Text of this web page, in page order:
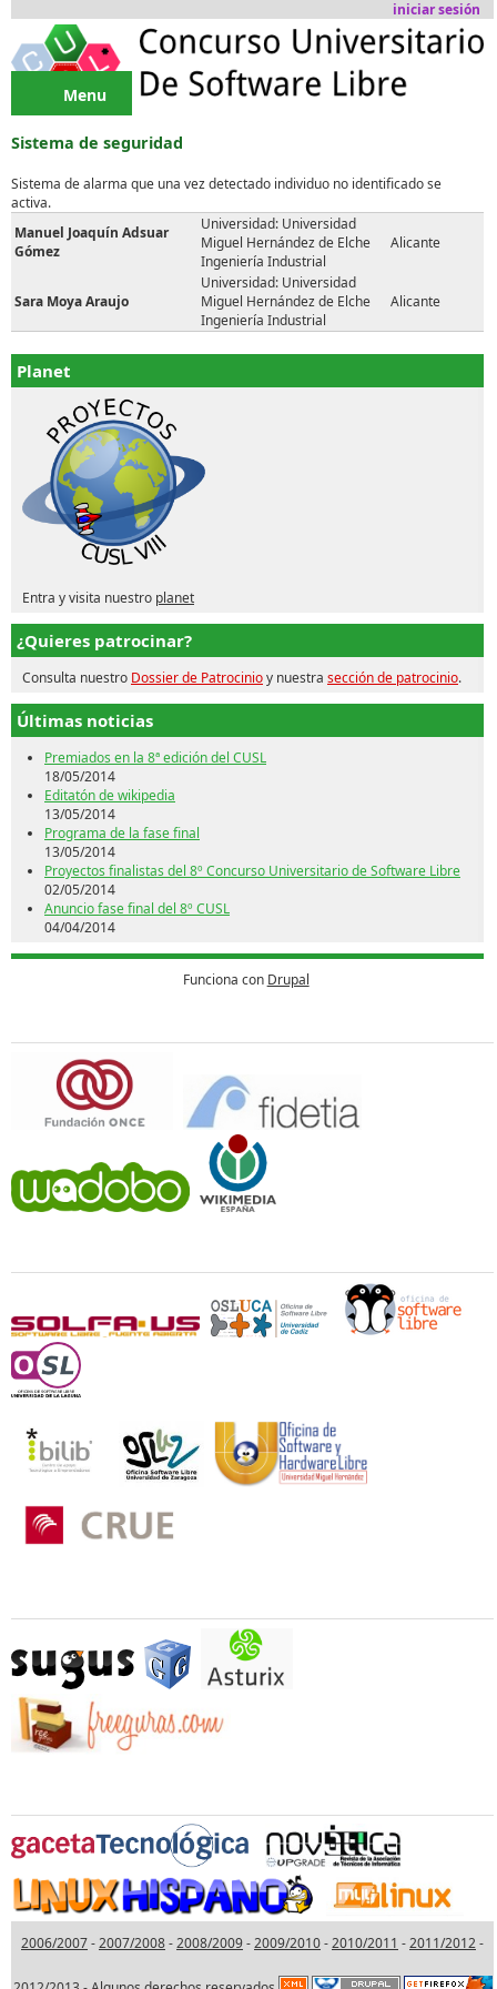
iniciar sesión
Menu
Sistema de seguridad
Sistema de alarma que una vez detectado individuo no identificado se
activa.
Manuel Joaquín Adsuar
Gómez
Universidad: Universidad
Miguel Hernández de Elche
Ingeniería Industrial
Alicante
Sara Moya Araujo
Universidad: Universidad
Miguel Hernández de Elche
Ingeniería Industrial
Alicante
Planet
Entra y visita nuestro planet
¿Quieres patrocinar?
Consulta nuestro Dossier de Patrocinioy nuestra sección de patrocinio.
Últimas noticias
Premiados en la 8ª edición del CUSL
18/05/2014
Editatón de wikipedia
13/05/2014
Programa de la fase final
13/05/2014
Proyectos finalistas del 8º Concurso Universitario de Software Libre
02/05/2014
Anuncio fase final del 8º CUSL
04/04/2014
Funciona con Drupal
2006/2007-2007/2008-2008/2009-2009/2010-2010/2011 -2011/2012-